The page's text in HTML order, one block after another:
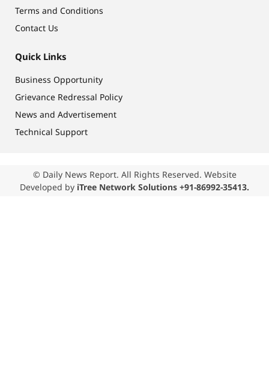
Terms and Conditions
Contact Us
Quick Links
Business Opportunity
Grievance Redressal Policy
News and Advertisement
Technical Support
© Daily News Report. All Rights Reserved. Website
Developed by iTree Network Solutions +91-86992-35413.